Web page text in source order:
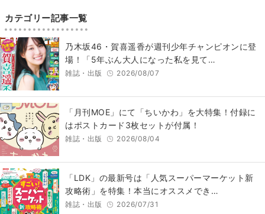
カテゴリー記事一覧
乃木坂46・賀喜遥香が週刊少年チャンピオンに登
場！「5年ぶん大人になった私を見て…
雑誌・出版 2026/08/07
「月刊MOE」にて「ちいかわ」を大特集！付録に
はポストカード3枚セットが付属！
雑誌・出版 2026/08/04
「LDK」の最新号は「人気スーパーマーケット新
攻略術」を特集！本当にオススメでき…
雑誌・出版 2026/07/31